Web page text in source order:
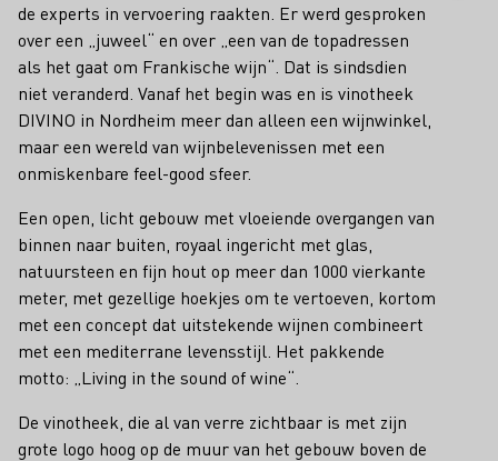
de experts in vervoering raakten. Er werd gesproken
over een „juweel“ en over „een van de topadressen
als het gaat om Frankische wijn“. Dat is sindsdien
niet veranderd. Vanaf het begin was en is vinotheek
DIVINO in Nordheim meer dan alleen een wijnwinkel,
maar een wereld van wijnbelevenissen met een
onmiskenbare feel-good sfeer.
Een open, licht gebouw met vloeiende overgangen van
binnen naar buiten, royaal ingericht met glas,
natuursteen en fijn hout op meer dan 1000 vierkante
meter, met gezellige hoekjes om te vertoeven, kortom
met een concept dat uitstekende wijnen combineert
met een mediterrane levensstijl. Het pakkende
motto: „Living in the sound of wine“.
De vinotheek, die al van verre zichtbaar is met zijn
grote logo hoog op de muur van het gebouw boven de